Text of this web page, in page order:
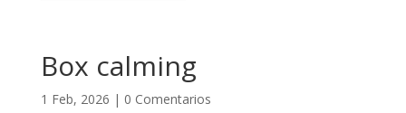
Box calming
1 Feb, 2026 | 0 Comentarios